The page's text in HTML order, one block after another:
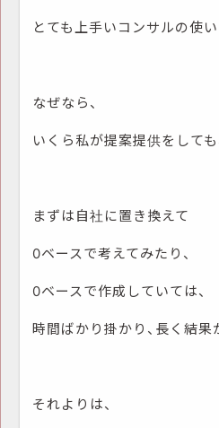
とても上手いコンサルの使
なぜなら、
いくら私が提案提供をしても
まずは自社に置き換えて
0ベースで考えてみたり、
0ベースで作成していては、
時間ばかり掛かり、長く結果
それよりは、